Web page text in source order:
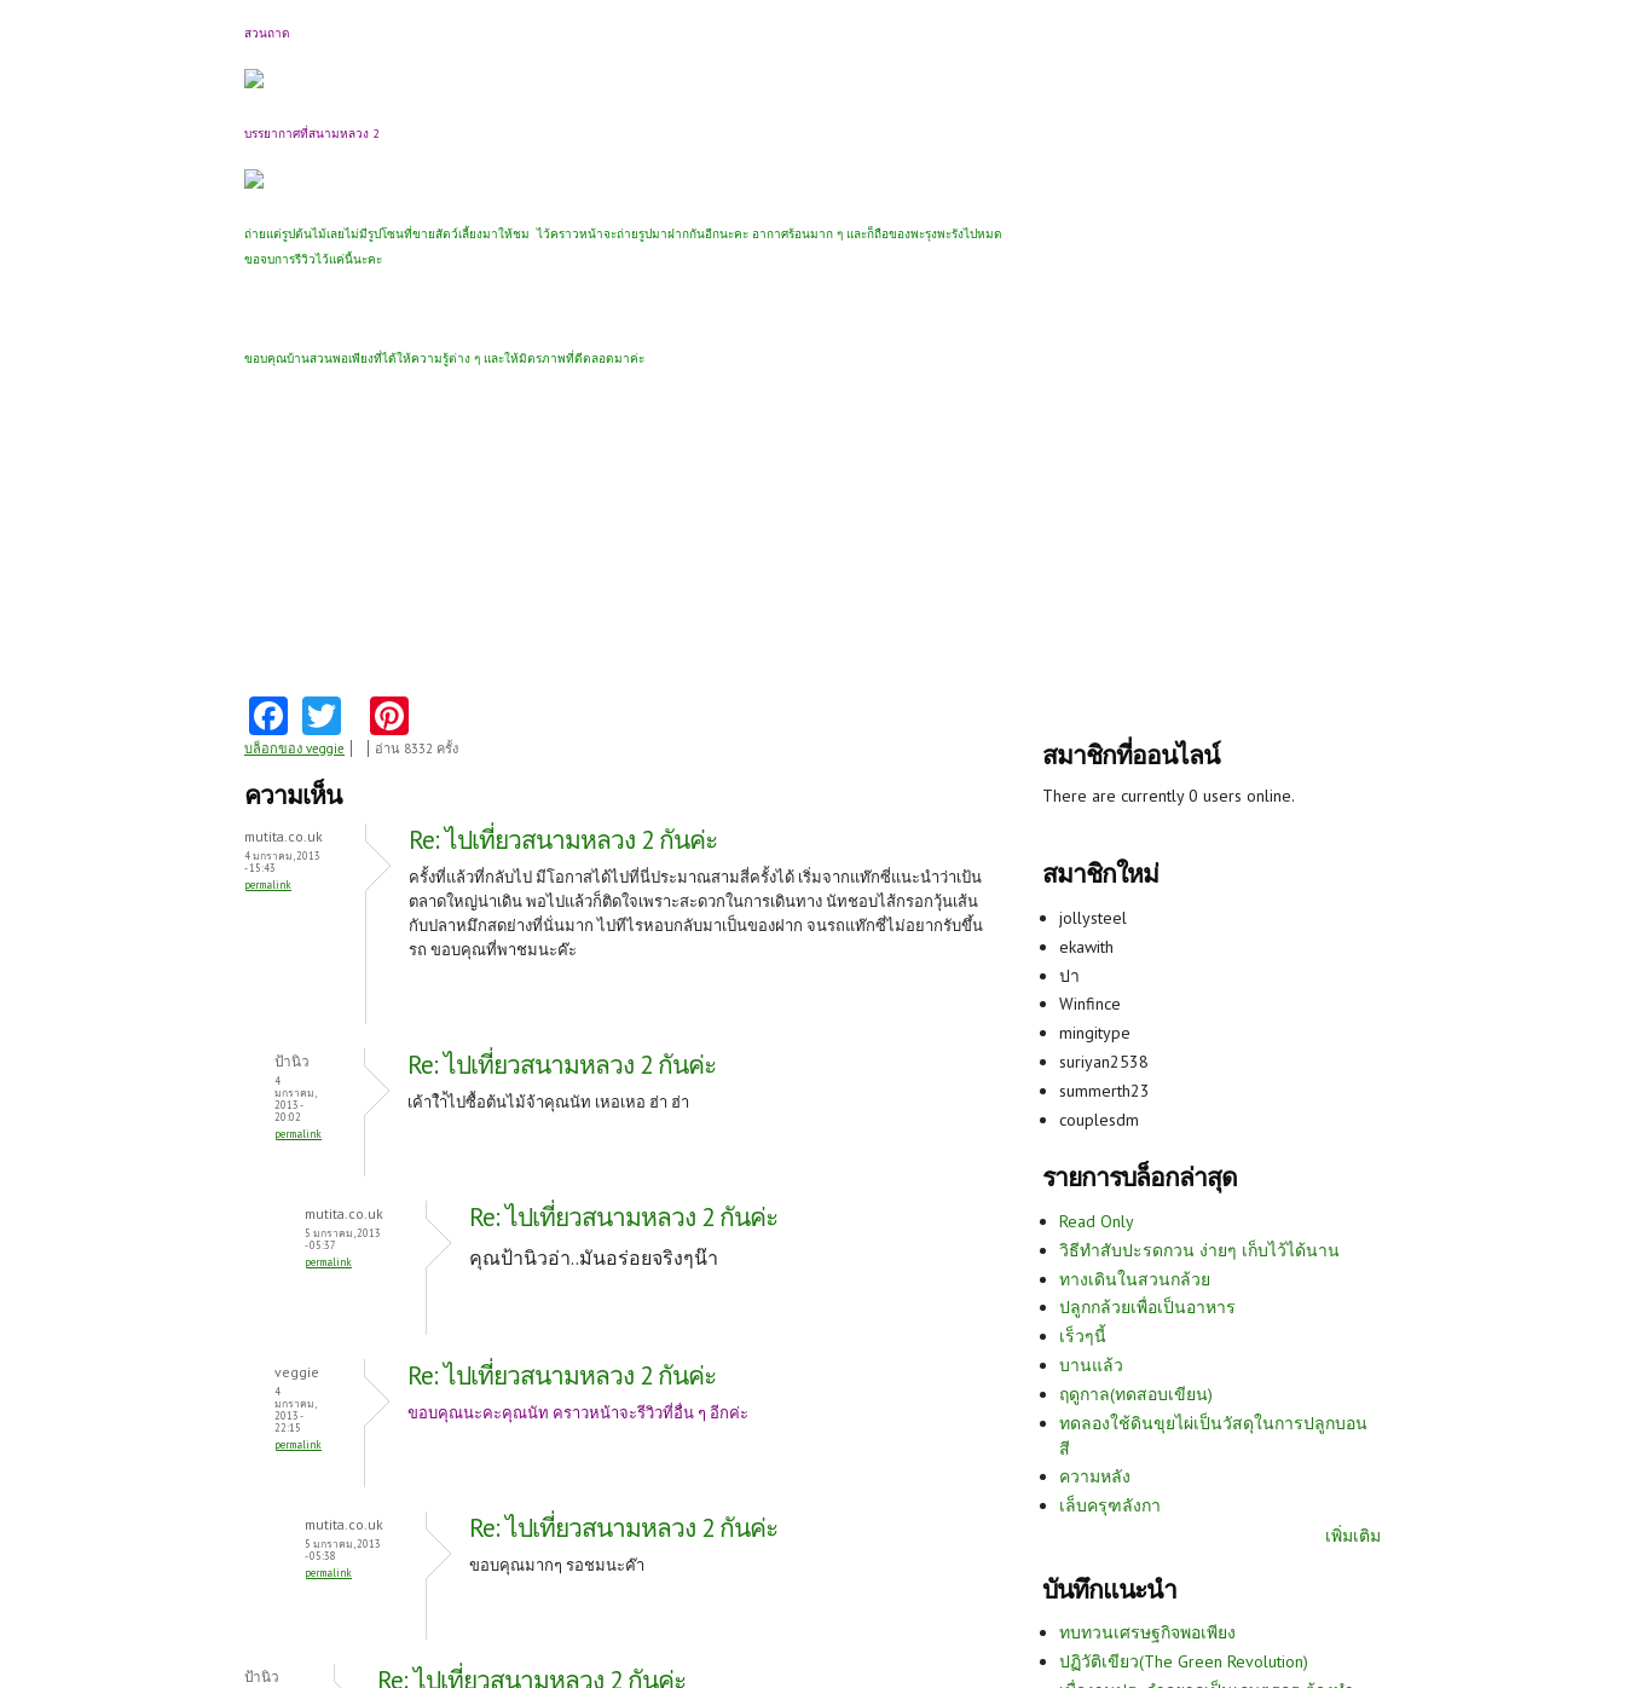
สวนถาด
บรรยากาศที่สนามหลวง 2
ถ่ายแต่รูปต้นไม้เลยไม่มีรูปโซนที่ขายสัตว์เลี้ยงมาให้ชม ไว้คราวหน้าจะถ่ายรูปมาฝากกันอีกนะคะ อากาศร้อนมาก ๆ และก็ถือของพะรุงพะรังไปหมด
ขอจบการรีวิวไว้แค่นี้นะคะ
ขอบคุณบ้านสวนพอเพียงที่ได้ให้ความรู้ต่าง ๆ และให้มิตรภาพที่ดีตลอดมาค่ะ
Fa
ce
b
o
o
k
w
itt
er
nt
es
t
บล็อกของ veggie อ่าน 8332 ครั้ง
ความเห็น
mutita.co.uk
4 มกราคม, 2013
- 15:43
permalink
Re: ไปเที่ยวสนามหลวง 2 กันค่ะ
ครั้งที่แล้วที่กลับไป มีโอกาสได้ไปที่นี่ประมาณสามสี่ครั้งได้ เริ่มจากแท๊กซี่แนะนำว่าเป้น
ตลาดใหญ่น่าเดิน พอไปแล้วก็ติดใจเพราะสะดวกในการเดินทาง นัทชอบไส้กรอกวุ้นเส้น
กับปลาหมึกสดย่างที่นั่นมาก ไปทีไรหอบกลับมาเป็นของฝาก จนรถแท๊กซี่ไม่อยากรับขึ้น
รถ ขอบคุณที่พาชมนะค๊ะ
ป้านิว
4
มกราคม,
2013 -
20:02
permalink
Re: ไปเที่ยวสนามหลวง 2 กันค่ะ
เค้าใำ้ไปซื้อต้นไม้จ้าคุณนัท เหอเหอ ฮ่า ฮ่า
mutita.co.uk
5 มกราคม, 2013
- 05:37
permalink
Re: ไปเที่ยวสนามหลวง 2 กันค่ะ
คุณป้านิวอ่า..มันอร่อยจริงๆน๊า
veggie
4
มกราคม,
2013 -
22:15
permalink
Re: ไปเที่ยวสนามหลวง 2 กันค่ะ
ขอบคุณนะคะคุณนัท คราวหน้าจะรีวิวที่อื่น ๆ อีกค่ะ
mutita.co.uk
5 มกราคม, 2013
- 05:38
permalink
Re: ไปเที่ยวสนามหลวง 2 กันค่ะ
ขอบคุณมากๆ รอชมนะค๊า
ป้านิว Re: ไปเที่ยวสนามหลวง 2 กันค่ะ
สมาชิกที่ออนไลน์
There are currently 0 users online.
สมาชิกใหม่
jollysteel
ekawith
ปา
Winfince
mingitype
suriyan2538
summerth23
couplesdm
รายการบล็อกล่าสุด
Read Only
วิธีทำสับปะรดกวน ง่ายๆ เก็บไว้ได้นาน
ทางเดินในสวนกล้วย
ปลูกกล้วยเพื่อเป็นอาหาร
เร็วๆนี้
บานแล้ว
ฤดูกาล(ทดสอบเขียน)
ทดลองใช้ดินขุยไผ่เป็นวัสดุในการปลูกบอน
สี
ความหลัง
เล็บครุฑลังกา
เพิ่มเติม
บันทึกแนะนำ
ทบทวนเศรษฐกิจพอเพียง
ปฏิวัติเขียว(The Green Revolution)